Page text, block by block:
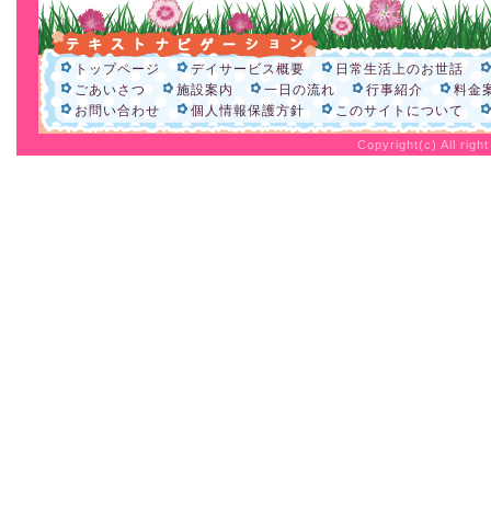
トップページ デイサービス概要
日常生活上のお世話
ごあいさつ
施設案内 一日の流れ 行事紹介
料金
お問い合わせ
個人情報保護方針 このサイトについて
Copyright(c) All